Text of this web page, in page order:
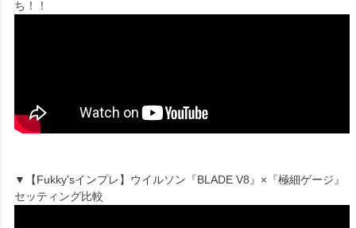
ち！！
▼【Fukky'sインプレ】ウイルソン『BLADE V8』×『極細ゲージ』
セッティング比較